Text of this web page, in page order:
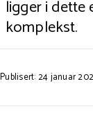
ligger i dette
komplekst.
Publisert: 24 januar